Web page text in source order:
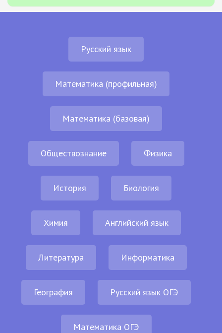
Русский язык
Математика (профильная)
Математика (базовая)
Обществознание Физика
История Биология
Химия Английский язык
Литература Информатика
География Русский язык ОГЭ
Математика ОГЭ